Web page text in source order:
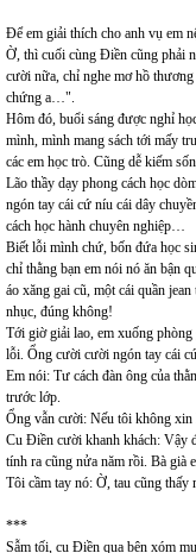
Để em giải thích cho anh vụ em
Ờ, thì cuối cùng Điền cũng phải
cười nữa, chỉ nghe mơ hồ
chứng a…".
Hôm đó, buổi sáng được nghỉ
mình, mình mang sách tới mấy
các em học trò. Cũng dễ kiếm
Lão thầy dạy phong cách học
ngón tay cái cứ níu cái dây
cách học hành chuyên nghiệp…
Biết lỗi mình chứ, bốn đứa học
chỉ thằng bạn em nói nó ăn bận
áo xăng gai cũ, một cái quần
nhục, đúng không!
Tới giờ giải lao, em xuống
lỗi. Ổng cười cười ngón tay cái
Em nói: Tư cách đàn ông của
trước lớp.
Ổng vẫn cười: Nếu tôi không xin
Cu Điền cười khanh khách: Vậy
tính ra cũng nửa năm rồi. Bà già
Tôi cầm tay nó: Ờ, tau cũng thấy
***
Sẫm tối, cu Điền qua bên xóm